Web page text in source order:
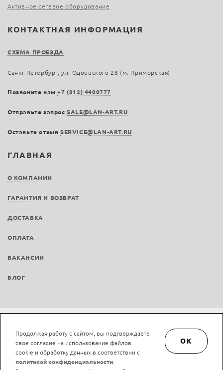
ГЛАВНАЯ
О КОМПАНИИ
ГАРАНТИЯ И ВОЗВРАТ
ДОСТАВКА
ОПЛАТА
ВАКАНСИИ
БЛОГ
Активное сетевое оборудование
КОНТАКТНАЯ ИНФОРМАЦИЯ
СХЕМА ПРОЕЗДА
Санкт-Петербург, ул. Одоевского 28 (м. Приморская)
Позвоните нам+7 (812) 4400777
Отправьте запросSALE@LAN-ART.RU
Оставьте отзыв SERVICE@LAN-ART.RU
Не является публичной офертой © LAN-art.ru, 2013—2026. Все права защищены.
Политика конфиденциальности.
Положение об обработке и защите персональных
данных.
Продолжая работу с сайтом, вы подтверждаете
свое согласие на использование файлов
cookie и обработку данных в соответствии с
политикой конфиденциальности
OK